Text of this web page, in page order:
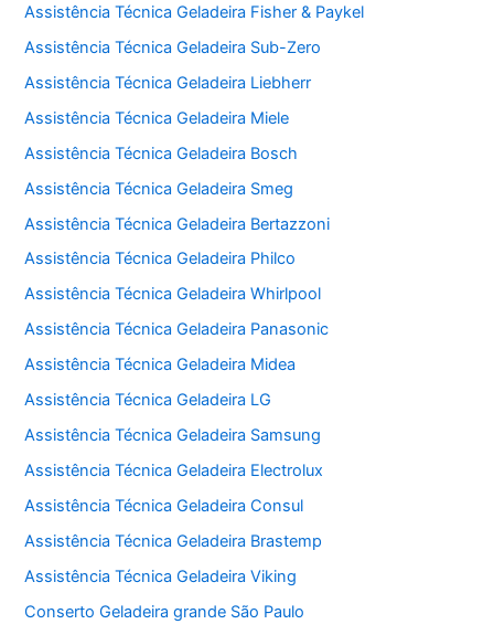
Assistência Técnica Geladeira Fisher & Paykel
Assistência Técnica Geladeira Sub-Zero
Assistência Técnica Geladeira Liebherr
Assistência Técnica Geladeira Miele
Assistência Técnica Geladeira Bosch
Assistência Técnica Geladeira Smeg
Assistência Técnica Geladeira Bertazzoni
Assistência Técnica Geladeira Philco
Assistência Técnica Geladeira Whirlpool
Assistência Técnica Geladeira Panasonic
Assistência Técnica Geladeira Midea
Assistência Técnica Geladeira LG
Assistência Técnica Geladeira Samsung
Assistência Técnica Geladeira Electrolux
Assistência Técnica Geladeira Consul
Assistência Técnica Geladeira Brastemp
Assistência Técnica Geladeira Viking
Conserto Geladeira grande São Paulo